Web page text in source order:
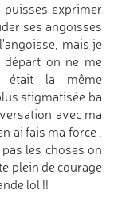
exprimer
ses angoisses
mais je
on ne me
était la même
stigmatisée ba
avec ma
ai fais ma force ,
les choses on
plein de courage
lol !!